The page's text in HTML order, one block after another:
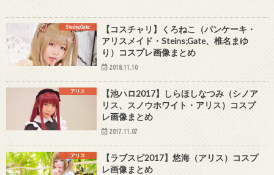
Steins;Gate
【コスチャリ】くろねこ（パンケーキ・
アリスメイド・Steins;Gate、椎名まゆ
り）コスプレ画像まとめ
2018.11.10
アリス
【池ハロ2017】しらほしなつみ（シノア
リス、スノウホワイト・アリス）コスプ
レ画像まとめ
2017.11.07
アリス
【ラブスピ2017】悠海（アリス）コスプ
レ画像まとめ